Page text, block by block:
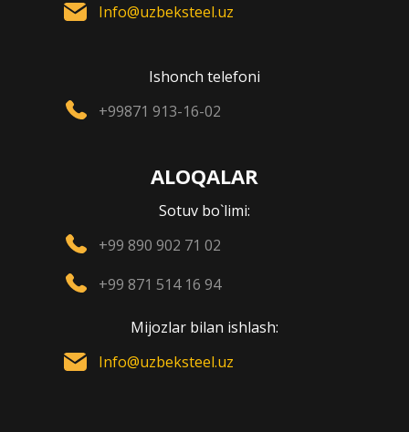
Info@uzbeksteel.uz
Ishonch telefoni
+99871 913-16-02
ALOQALAR
Sotuv bo`limi:
+99 890 902 71 02
+99 871 514 16 94
Mijozlar bilan ishlash:
Info@uzbeksteel.uz